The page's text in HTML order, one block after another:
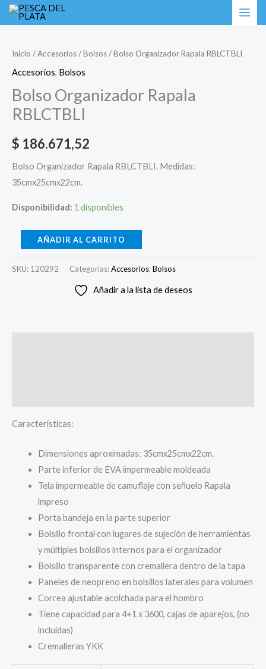
al
Inicio /Accesorios/Bolsos/ Bolso Organizador Rapala RBLCTBLI
Accesorios, Bolsos
Bolso Organizador Rapala
RBLCTBLI
$ 186.671,52
Bolso Organizador Rapala RBLCTBLI. Medidas:
35cmx25cmx22cm.
Disponibilidad: 1 disponibles
Bolso
Rapala
RBLCTBLI
AÑADIR AL CARRITO
SKU: 120292 Categorías:Accesorios, Bolsos
Añadir a la lista de deseos
Características:
Dimensiones aproximadas: 35cmx25cmx22cm.
Parte inferior de EVA impermeable moldeada
Tela impermeable de camuflaje con señuelo Rapala
impreso
Porta bandeja en la parte superior
Bolsillo frontal con lugares de sujeción de herramientas
y múltiples bolsillos internos para el organizador
Bolsillo transparente con cremallera dentro de la tapa
Paneles de neopreno en bolsillos laterales para volumen
Correa ajustable acolchada para el hombro
Tiene capacidad para 4+1 x 3600, cajas de aparejos, (no
incluidas)
Cremalleras YKK